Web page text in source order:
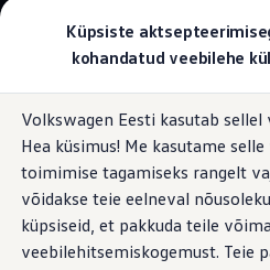
Küpsiste
kohandatud veebilehe
Volkswagen Eesti kasutab sellel
Hea küsimus! Me kasutame
toimimise tagamiseks rangelt
võidakse teie eelneval
küpsiseid, et pakkuda teile
veebilehitsemiskogemust. Teie
põhisisu
juurde
jaluse
juurde
Valige oma Volkswagen
Mudelid ja
Uus ID. Cross
Konfigureeri
Volkswageni
Volkswagen laoautode e-
Pakkumised ja teenused
Juubelipakkumine
Autovahetus
Garantii
Volkswagen laoautode
Digitaalne
Digitaalne